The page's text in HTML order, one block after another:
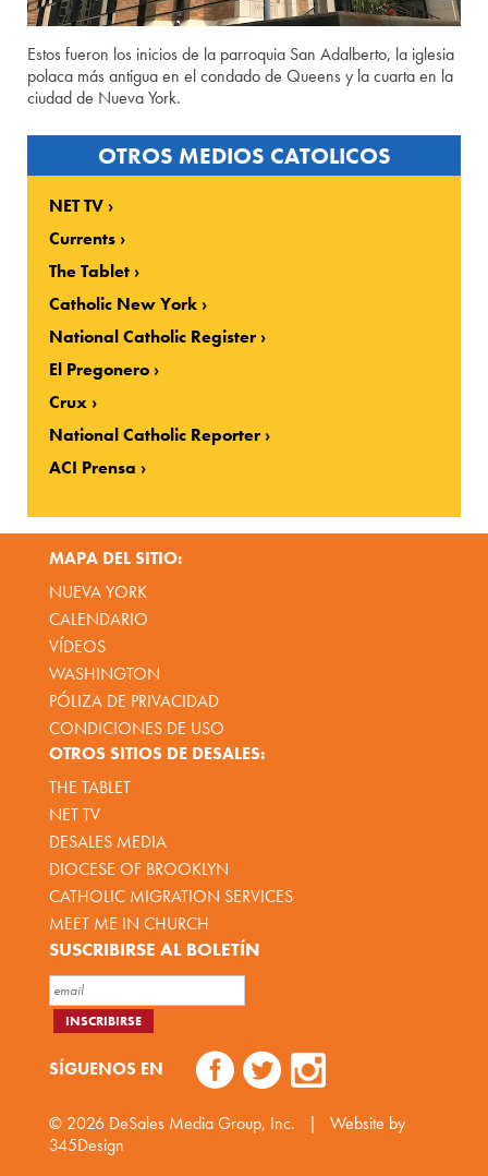
Estos fueron los inicios de la parroquia San Adalberto, la iglesia
polaca más antigua en el condado de Queens y la cuarta en la
ciudad de Nueva York.
OTROS MEDIOS CATOLICOS
NET TV
Currents
The Tablet
Catholic New York
National Catholic Register
El Pregonero
Crux
National Catholic Reporter
ACI Prensa
MAPA DEL SITIO:
NUEVA YORK
CALENDARIO
VÍDEOS
WASHINGTON
PÓLIZA DE PRIVACIDAD
CONDICIONES DE USO
OTROS SITIOS DE DESALES:
THE TABLET
NET TV
DESALES MEDIA
DIOCESE OF BROOKLYN
CATHOLIC MIGRATION SERVICES
MEET ME IN CHURCH
SUSCRIBIRSE AL BOLETÍN
SÍGUENOS EN
© 2026 DeSales Media Group, Inc. |
Website by
345Design